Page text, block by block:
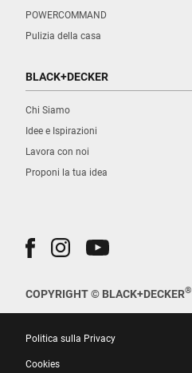
POWERCOMMAND
Pulizia della casa
BLACK+DECKER
Chi Siamo
Idee e Ispirazioni
Lavora con noi
Proponi la tua idea
COPYRIGHT © BLACK+DECKER®
Politica sulla Privacy
Cookies